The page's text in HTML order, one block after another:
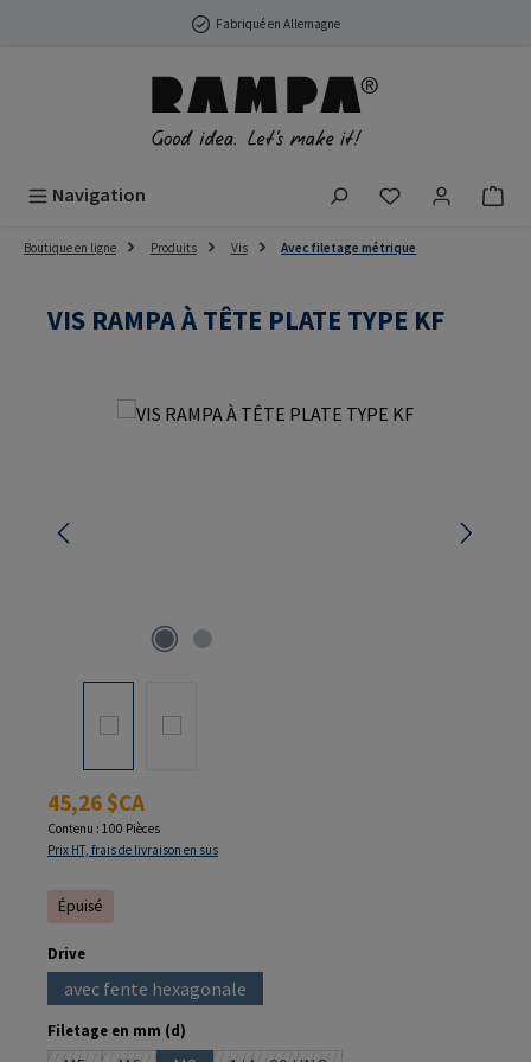
Passer au contenu principalFabriqué en Allemagne
Navigation Vous avez 0
Boutique en ligne Produits Vis Avec filetage métrique
VIS RAMPA À TÊTE PLATE TYPE KF
Ignorer la galerie d'images
Prix régulier :
45,26 $CA
Contenu : 100 Pièces
Prix HT, frais de livraison en sus
Épuisé
Sélectionnez
Drive
avec fente hexagonale(Cette option n'est pas disponible pour le moment.)
Sélectionnez
Filetage en mm (d)